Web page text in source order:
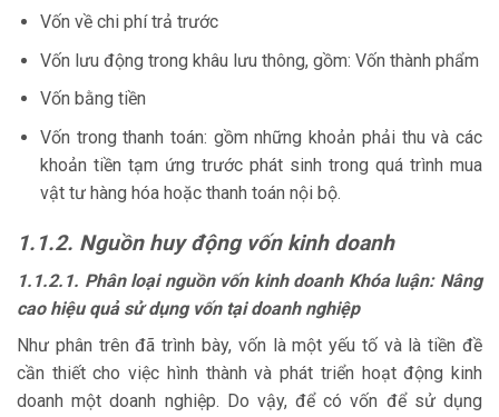
Vốn về chi phí trả trước
Vốn lưu động trong khâu lưu thông, gồm: Vốn thành phẩm
Vốn bằng tiền
Vốn trong thanh toán: gồm những khoản phải thu và các
khoản tiền tạm ứng trước phát sinh trong quá trình mua
vật tư hàng hóa hoặc thanh toán nội bộ.
1.1.2. Nguồn huy động vốn kinh doanh
1.1.2.1. Phân loại nguồn vốn kinh doanh Khóa luận: Nâng
cao hiệu quả sử dụng vốn tại doanh nghiệp
Như phân trên đã trình bày, vốn là một yếu tố và là tiền đề
cần thiết cho việc hình thành và phát triển hoạt động kinh
doanh một doanh nghiệp. Do vậy, để có vốn để sử dụng